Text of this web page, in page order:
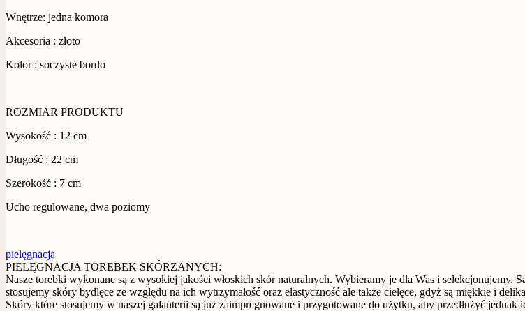
Wnętrze: jedna komora
Akcesoria : złoto
Kolor : soczyste bordo
ROZMIAR PRODUKTU
Wysokość : 12 cm
Długość : 22 cm
Szerokość : 7 cm
Ucho regulowane, dwa poziomy
pielęgnacja
PIELĘGNACJA TOREBEK SKÓRZANYCH:
Nasze torebki wykonane są z wysokiej jakości włoskich skór naturalnych. Wybieramy je dla Was i selekcjonujemy.
stosujemy skóry bydlęce ze względu na ich wytrzymałość oraz elastyczność ale także cielęce, gdyż są miękkie i
Skóry które stosujemy w naszej galanterii są już zaimpregnowane i przygotowane do użytku, aby przedłużyć